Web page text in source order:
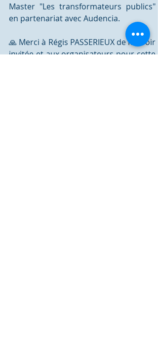
Master "Les transformateurs publics"
en partenariat avec Audencia.
🙏 Merci à Régis PASSERIEUX de m'avoir
invitée et aux organisateurs pour cette